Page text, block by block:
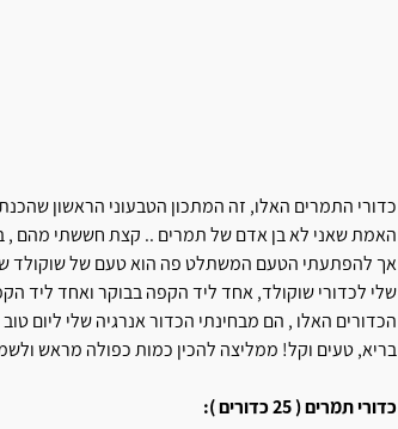
כדורי התמרים האלו, זה המתכון הטבעוני הראשון
האמת שאני לא בן אדם של תמרים .. קצת חששתי מהם ,
אך להפתעתי הטעם המשתלט פה הוא טעם של שוקולד
שלי לכדורי שוקולד, אחד ליד הקפה בבוקר ואחד ליד
הכדורים האלו , הם מבחינתי הכדור אנרגיה שלי ליום טוב
בריא, טעים וקל! ממליצה להכין כמות כפולה מראש
כדורי תמרים ( 25 כדורים ):